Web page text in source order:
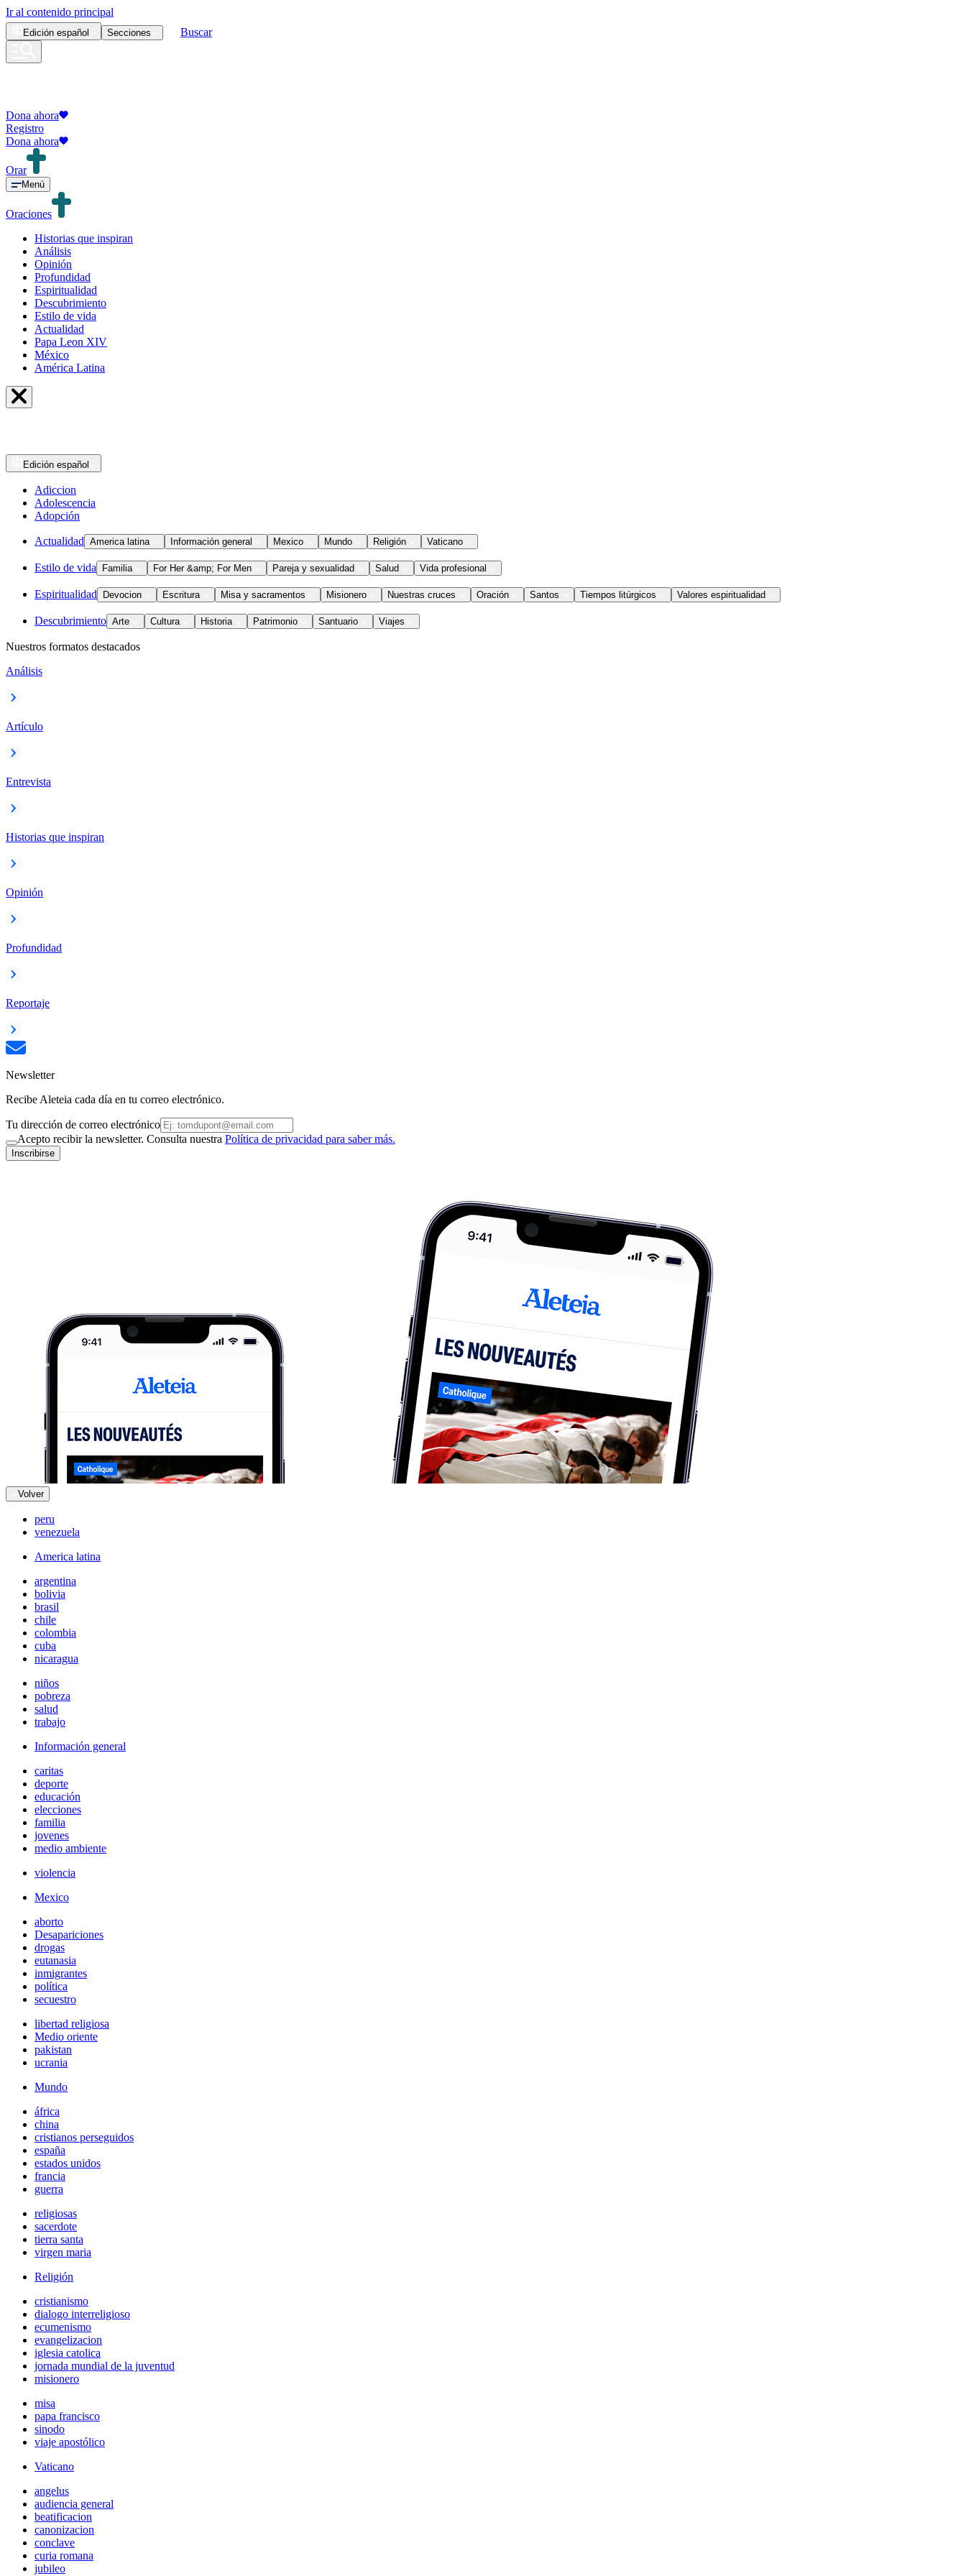
Ir al contenido principal
Edición español Secciones Buscar
Dona ahora
Registro
Dona ahora
Orar
Menú
Oraciones
Historias que inspiran
Análisis
Opinión
Profundidad
Espiritualidad
Descubrimiento
Estilo de vida
Actualidad
Papa Leon XIV
México
América Latina
Edición español
Adiccion
Adolescencia
Adopción
Actualidad America latina Información general Mexico Mundo Religión Vaticano
Estilo de vida Familia For Her &amp; For Men Pareja y sexualidad Salud Vida profesional
Espiritualidad Devocion Escritura Misa y sacramentos Misionero Nuestras cruces Oración Santos Tiempos litúrgicos Valores espiritualidad
Descubrimiento Arte Cultura Historia Patrimonio Santuario Viajes
Nuestros formatos destacados
Análisis
Artículo
Entrevista
Historias que inspiran
Opinión
Profundidad
Reportaje
Newsletter
Recibe Aleteia cada día en tu correo electrónico.
Tu dirección de correo electrónico
Acepto recibir la newsletter. Consulta nuestra Política de privacidad para saber más.
Inscribirse
Volver
peru
venezuela
America latina
argentina
bolivia
brasil
chile
colombia
cuba
nicaragua
niños
pobreza
salud
trabajo
Información general
caritas
deporte
educación
elecciones
familia
jovenes
medio ambiente
violencia
Mexico
aborto
Desapariciones
drogas
eutanasia
inmigrantes
política
secuestro
libertad religiosa
Medio oriente
pakistan
ucrania
Mundo
áfrica
china
cristianos perseguidos
españa
estados unidos
francia
guerra
religiosas
sacerdote
tierra santa
virgen maria
Religión
cristianismo
dialogo interreligioso
ecumenismo
evangelizacion
iglesia catolica
jornada mundial de la juventud
misionero
misa
papa francisco
sinodo
viaje apostólico
Vaticano
angelus
audiencia general
beatificacion
canonizacion
conclave
curia romana
jubileo